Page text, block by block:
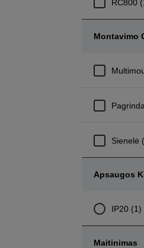
RC800
Montavimo
Sienelė
Apsaugos
IP20 (1)
Maitinimas